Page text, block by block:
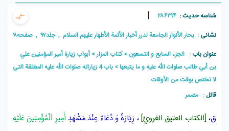
شناسه حدیث : ۲۸۶۲۹۴ |
نشانی : بحار الأنوار الجامعة لدرر أخبار الأئمة الأطهار علیهم السلام , جلد۹۷ , صفحه۳۲۸
عنوان باب : الجزء السابع و التسعون كتاب المزار أبواب زيارة أمير المؤمنين علي
بن أبي طالب صلوات الله عليه و ما يتبعها
باب 4 زياراته صلوات الله عليه المطلقة التي
لا تختص بوقت من الأوقات
قائل : مضمر
ق، [الكتاب العتيق الغرويّ]، زِيَارَةٌ وَ دُعَاءٌ عِنْدَ مَشْهَدِأَمِيرِ اَلْمُؤْمِنِينَ عَلَيْهِ